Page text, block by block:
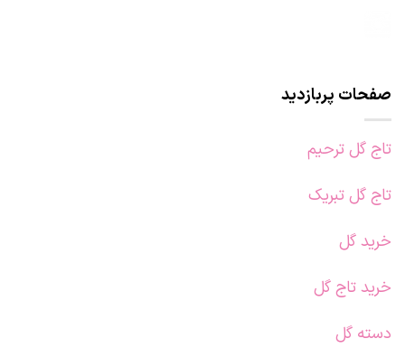
صفحات پربازدید
تاج گل ترحیم
تاج گل تبریک
خرید گل
خرید تاج گل
دسته گل